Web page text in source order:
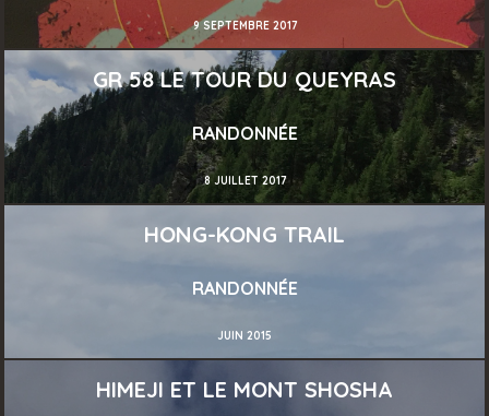
9 SEPTEMBRE 2017
GR 58 LE TOUR DU QUEYRAS
RANDONNÉE
8 JUILLET 2017
HONG-KONG TRAIL
RANDONNÉE
JUIN 2015
HIMEJI ET LE MONT SHOSHA